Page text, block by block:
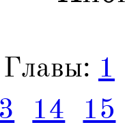
Главы: 1
14
15